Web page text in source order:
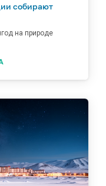
собирают
на природе